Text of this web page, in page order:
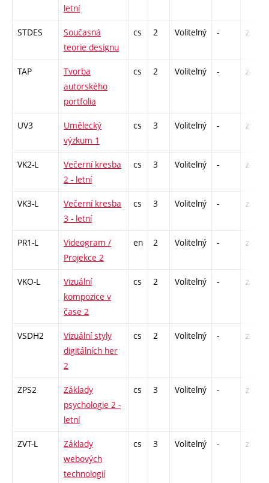
letní
STDES
Současná
teorie designu
cs 2 Volitelný - zá
TAP
Tvorba
autorského
portfolia
cs 2 Volitelný - zá
UV3
Umělecký
výzkum 1
cs 3 Volitelný - zk
VK2-L
Večerní kresba
2 - letní
cs 3 Volitelný - zá,zk
VK3-L
Večerní kresba
3 - letní
cs 3 Volitelný - zá,zk
PR1-L
Videogram /
Projekce 2
en 2 Volitelný - zá
VKO-L
Vizuální
kompozice v
čase 2
cs 2 Volitelný - zá
VSDH2
Vizuální styly
digitálních her
2
cs 2 Volitelný - zá
ZPS2
Základy
psychologie 2 -
letní
cs 3 Volitelný - zk
ZVT-L
Základy
webových
technologií
cs 3 Volitelný - zk